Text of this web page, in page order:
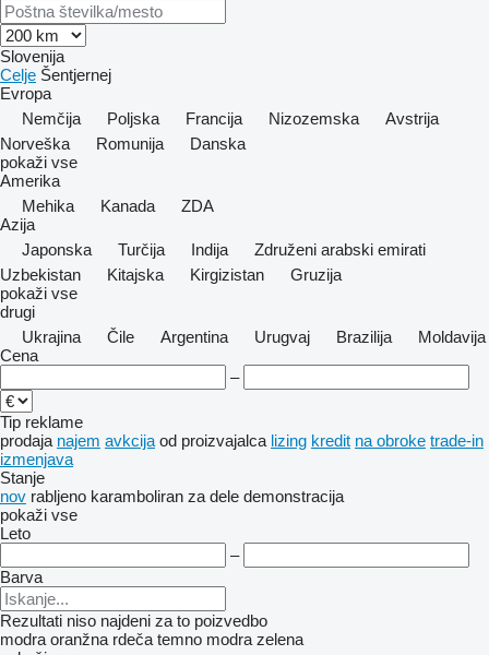
Slovenija
Celje Šentjernej
Evropa
Nemčija
Poljska Francija Nizozemska
Avstrija
Norveška
Romunija
Danska
pokaži vse
Amerika
Mehika
Kanada
ZDA
Azija
Japonska
Turčija Indija
Združeni arabski emirati
Uzbekistan
Kitajska Kirgizistan
Gruzija
pokaži vse
drugi
Ukrajina
Čile Argentina Urugvaj Brazilija
Moldavija
Cena
–
Tip reklame
prodaja najem avkcija od proizvajalca lizing kredit na obroke trade-in
izmenjava
Stanje
nov rabljeno karamboliran za dele demonstracija
pokaži vse
Leto
–
Barva
Rezultati niso najdeni za to poizvedbo
modra oranžna rdeča temno modra zelena